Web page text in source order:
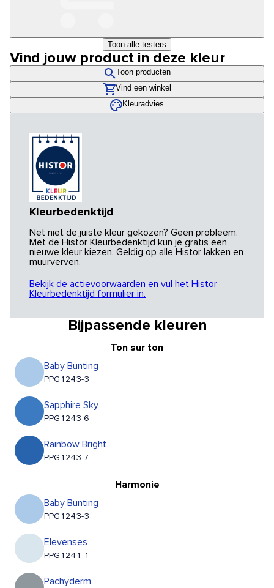
Toon alle testers
Vind jouw product in deze kleur
Toon producten
Vind een winkel
Kleuradvies
Kleurbedenktijd
Net niet de juiste kleur gekozen? Geen probleem.
Met de Histor Kleurbedenktijd kun je gratis een
nieuwe kleur kiezen. Geldig op alle Histor lakken en
muurverven.
Bekijk de actievoorwaarden en vul het Histor
Kleurbedenktijd formulier in.
Bijpassende kleuren
Ton sur ton
Baby Bunting
PPG1243-3
Sapphire Sky
PPG1243-6
Rainbow Bright
PPG1243-7
Harmonie
Baby Bunting
PPG1243-3
Elevenses
PPG1241-1
Pachyderm